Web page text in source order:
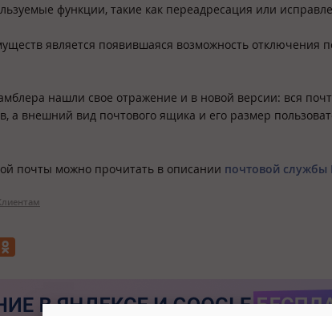
функции, такие как переадресация или
является появившаяся возможность отключения
нашли свое отражение и в новой версии: вся
а внешний вид почтового ящика и его размер
почты можно прочитать в описании почтовой службы